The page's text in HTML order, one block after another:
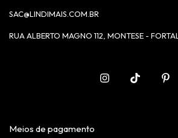
SAC@LINDIMAIS.COM.BR
RUA ALBERTO MAGNO 112, MONTESE -
Meios de pagamento